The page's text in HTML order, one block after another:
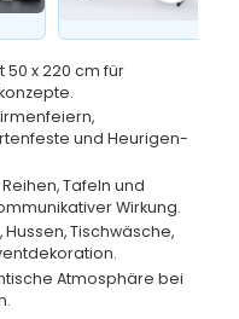
50 x 220 cm für
und Heurigen-
Tafeln und
Wirkung.
Tischwäsche,
Atmosphäre bei